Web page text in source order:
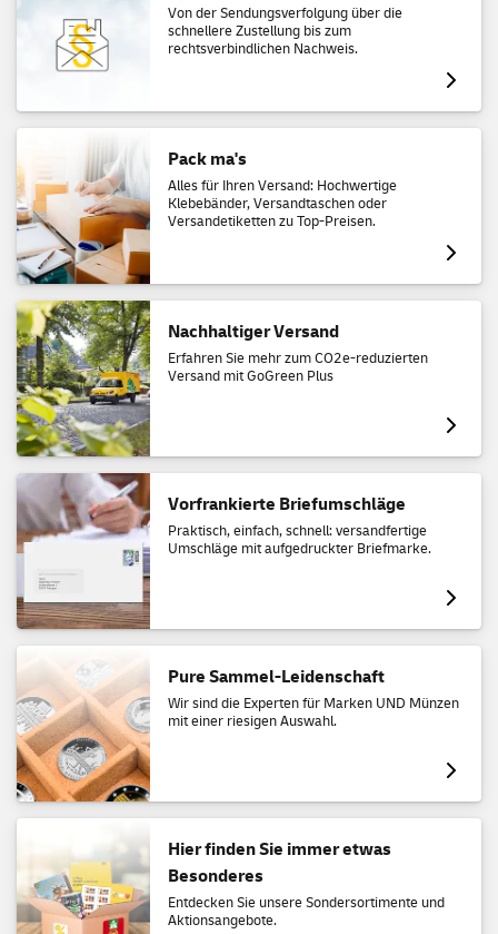
Von der Sendungsverfolgung über die
schnellere Zustellung bis zum
rechtsverbindlichen Nachweis.
Pack ma's
Alles für Ihren Versand: Hochwertige
Klebebänder, Versandtaschen oder
Versandetiketten zu Top-Preisen.
Nachhaltiger Versand
Erfahren Sie mehr zum CO2e-reduzierten
Versand mit GoGreen Plus
Vorfrankierte Briefumschläge
Praktisch, einfach, schnell: versandfertige
Umschläge mit aufgedruckter Briefmarke.
Pure Sammel-Leidenschaft
Wir sind die Experten für Marken UND Münzen
mit einer riesigen Auswahl.
Hier finden Sie immer etwas
Besonderes
Entdecken Sie unsere Sondersortimente und
Aktionsangebote.